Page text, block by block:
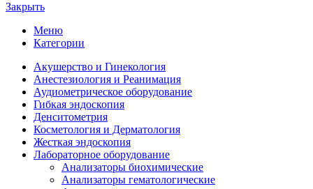
Закрыть
Меню
Категории
Акушерство и Гинекология
Анестезиология и Реанимация
Аудиометрическое оборудование
Гибкая эндоскопия
Денситометрия
Косметология и Дерматология
Жесткая эндоскопия
Лабораторное оборудование
Анализаторы биохимические
Анализаторы гематологические